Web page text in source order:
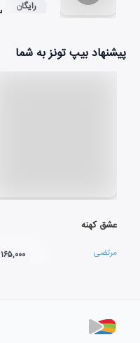
۰۳:۳۷
رایگان
پیشنهاد بیپ تونز به شما
عشق کهنه
مرتضی ۱۶۵,۰۰۰ ت